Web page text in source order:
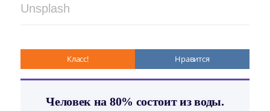
Unsplash
Класс! Нравится
Человек на 80% состоит из воды.